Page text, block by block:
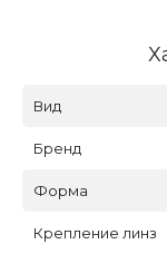
Вид
Бренд
Форма
Крепление линз